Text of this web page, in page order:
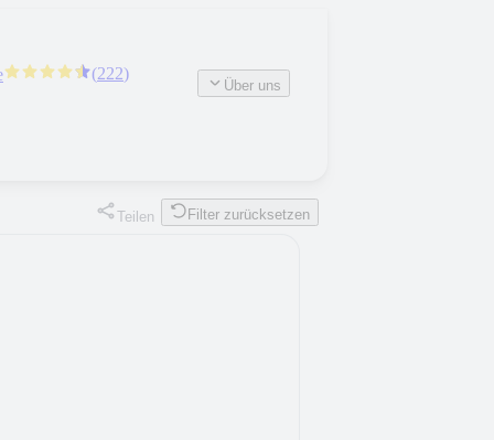
(222)
Über uns
Teilen Filter zurücksetzen